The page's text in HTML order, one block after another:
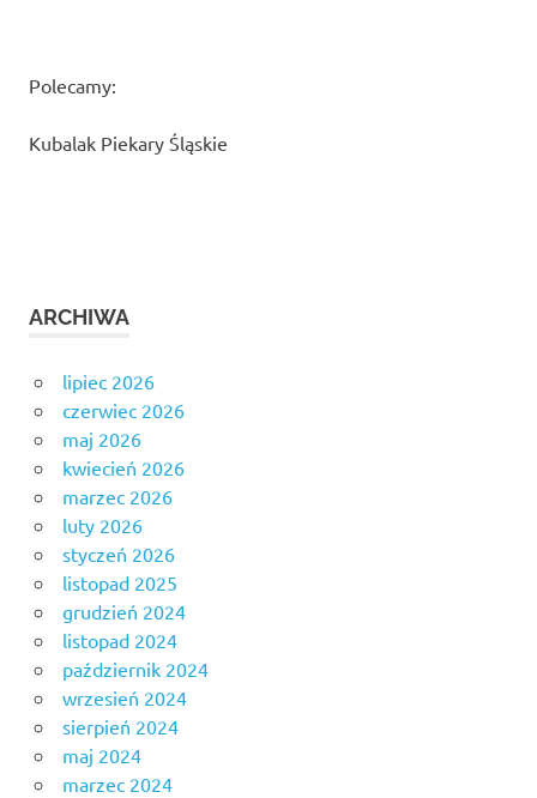
Polecamy:
Kubalak Piekary Śląskie
ARCHIWA
lipiec 2026
czerwiec 2026
maj 2026
kwiecień 2026
marzec 2026
luty 2026
styczeń 2026
listopad 2025
grudzień 2024
listopad 2024
październik 2024
wrzesień 2024
sierpień 2024
maj 2024
marzec 2024